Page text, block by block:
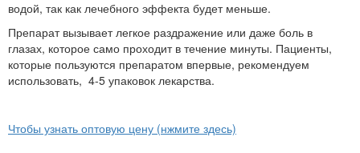
водой, так как лечебного эффекта будет меньше.
Препарат вызывает легкое раздражение или даже боль в
глазах, которое само проходит в течение минуты. Пациенты,
которые пользуются препаратом впервые, рекомендуем
использовать, 4-5 упаковок лекарства.
Чтобы узнать оптовую цену (нжмите здесь)